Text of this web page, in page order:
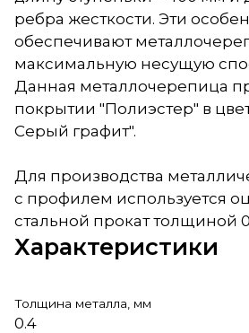
ребра жесткости. Эти
обеспечивают
максимальную несущую
Данная металлочерепица
покрытии "Полиэстер" в
Серый графит".
Для производства
с профилем используется
стальной прокат толщиной
Характеристики
Толщина металла, мм
0.4